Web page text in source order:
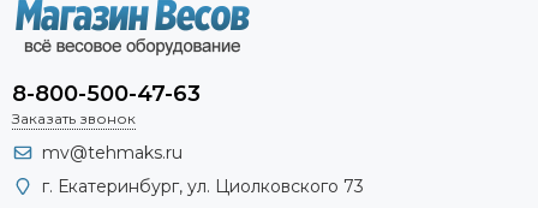
8-800-500-47-63
Заказать звонок
mv@tehmaks.ru
г. Екатеринбург, ул. Циолковского 73